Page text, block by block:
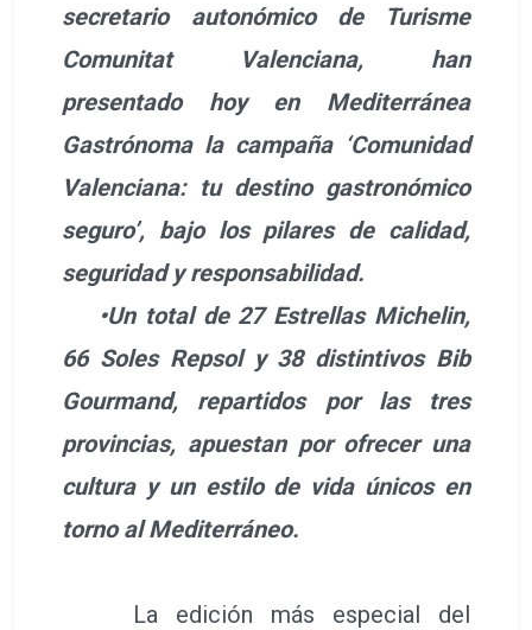
secretario autonómico de Turisme
Comunitat Valenciana, han
presentado hoy en Mediterránea
Gastrónoma la campaña ‘Comunidad
Valenciana: tu destino gastronómico
seguro’, bajo los pilares de calidad,
seguridad y responsabilidad.
•Un total de 27 Estrellas Michelin,
66 Soles Repsol y 38 distintivos Bib
Gourmand, repartidos por las tres
provincias, apuestan por ofrecer una
cultura y un estilo de vida únicos en
torno al Mediterráneo.
La edición más especial del